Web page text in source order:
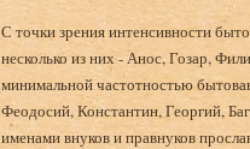
С точки зрения интенсивности
несколько из них - Анос, Гозар,
минимальной частотностью
Феодосий, Константин, Георгий,
именами внуков и правнуков